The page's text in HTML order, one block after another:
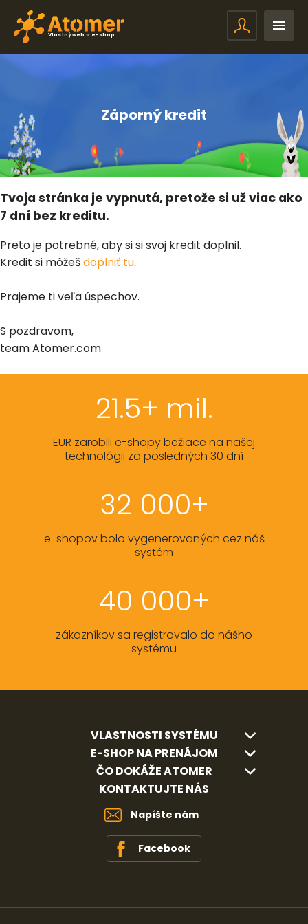
Vlastný web a e-shop
Záporný kredit
Tvoja stránka je vypnutá, pretože si už viac ako
7 dní bez kreditu.
Preto je potrebné, aby si si svoj kredit doplnil.
Kredit si môžešdoplniť tu.
Prajeme ti veľa úspechov.
S pozdravom,
team Atomer.com
21.5+ mil.
EUR zarobili e-shopy bežiace na našej
technológii za posledných 30 dní
32 000+
e-shopov bolo vygenerovaných cez náš
systém
40 000+
zákazníkov sa registrovalo do nášho
systému
VLASTNOSTI SYSTÉMU
E-SHOP NA PRENÁJOM
ČO DOKÁŽE ATOMER
KONTAKTUJTE NÁS
Napíšte nám
Facebook